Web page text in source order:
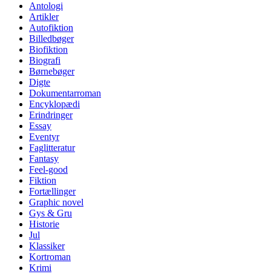
Antologi
Artikler
Autofiktion
Billedbøger
Biofiktion
Biografi
Børnebøger
Digte
Dokumentarroman
Encyklopædi
Erindringer
Essay
Eventyr
Faglitteratur
Fantasy
Feel-good
Fiktion
Fortællinger
Graphic novel
Gys & Gru
Historie
Jul
Klassiker
Kortroman
Krimi